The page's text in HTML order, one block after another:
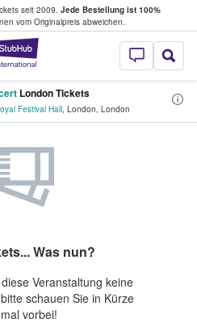
seit 2009. Jede Bestellung ist 100%
vom Originalpreis abweichen.
StubHub - Wo
verkaufen
London Tickets
Festival Hall, London, London
Was nun?
Veranstaltung keine
schauen Sie in Kürze
vorbei!